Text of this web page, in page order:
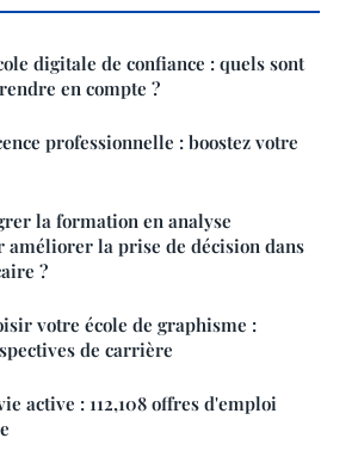
digitale de confiance : quels sont
en compte ?
professionnelle : boostez votre
la formation en analyse
améliorer la prise de décision dans
?
votre école de graphisme :
de carrière
active : 112,108 offres d'emploi